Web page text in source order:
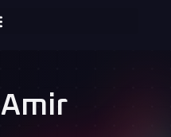
Amir